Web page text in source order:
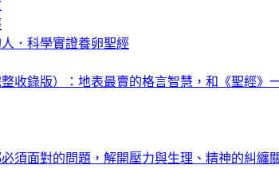
．科學實證養卵聖經
收錄版）：地表最賣的格言智慧，和《聖經》
須面對的問題，解開壓力與生理、精神的糾纏